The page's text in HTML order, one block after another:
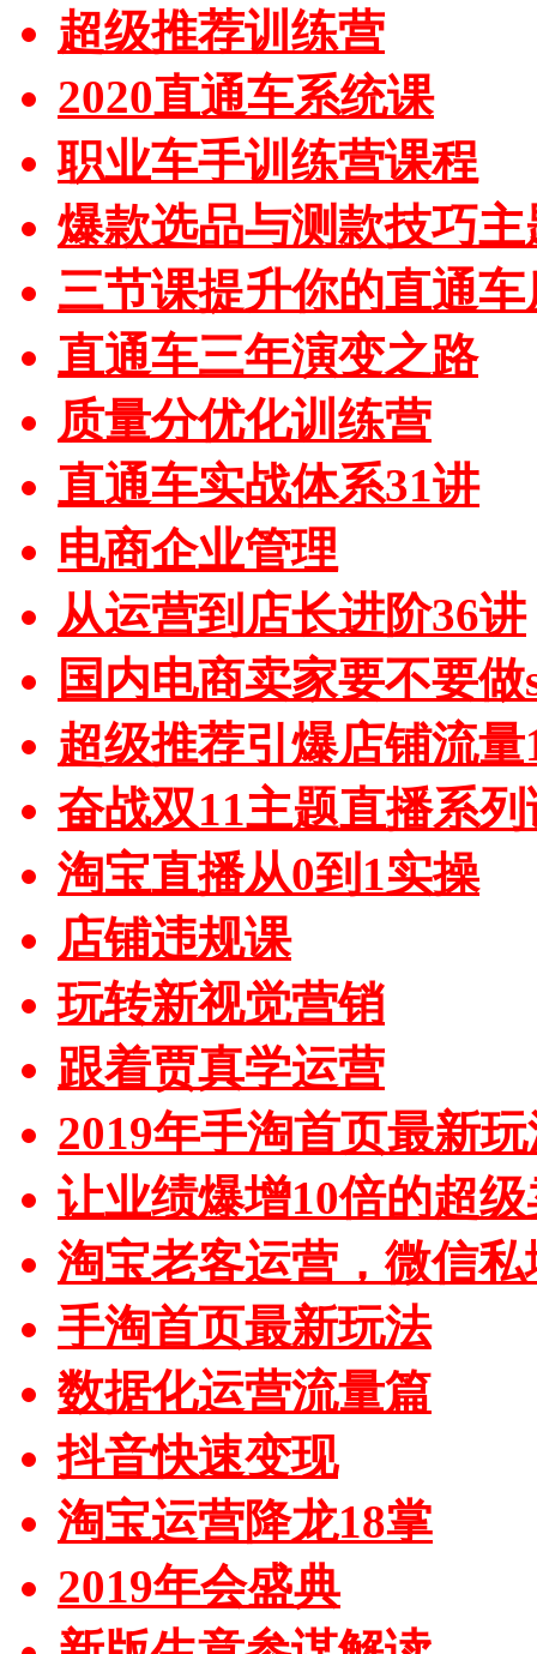
超级推荐训练营
2020直通车系统课
职业车手训练营课程
爆款选品与测款技巧主
三节课提升你的直通
直通车三年演变之路
质量分优化训练营
直通车实战体系31讲
电商企业管理
从运营到店长进阶36讲
国内电商卖家要不要做
超级推荐引爆店铺流量
奋战双11主题直播系列
淘宝直播从0到1实操
店铺违规课
玩转新视觉营销
跟着贾真学运营
2019年手淘首页最新
让业绩爆增10倍的超
淘宝老客运营，微信私
手淘首页最新玩法
数据化运营流量篇
抖音快速变现
淘宝运营降龙18掌
2019年会盛典